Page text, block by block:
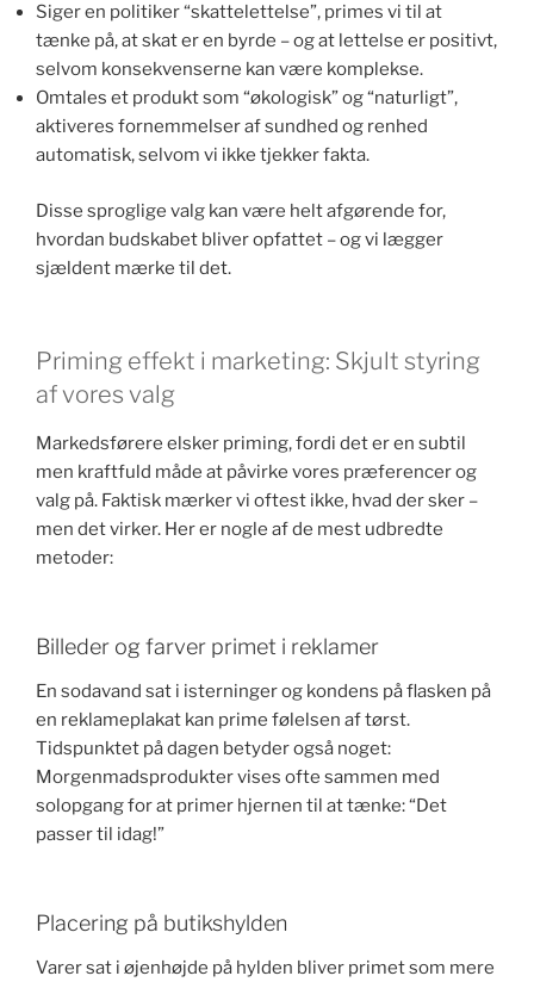
Siger en politiker “skattelettelse”, primes vi til at
tænke på, at skat er en byrde – og at lettelse er positivt,
selvom konsekvenserne kan være komplekse.
Omtales et produkt som “økologisk” og “naturligt”,
aktiveres fornemmelser af sundhed og renhed
automatisk, selvom vi ikke tjekker fakta.
Disse sproglige valg kan være helt afgørende for,
hvordan budskabet bliver opfattet – og vi lægger
sjældent mærke til det.
Priming effekt i marketing: Skjult styring
af vores valg
Markedsførere elsker priming, fordi det er en subtil
men kraftfuld måde at påvirke vores præferencer og
valg på. Faktisk mærker vi oftest ikke, hvad der sker –
men det virker. Her er nogle af de mest udbredte
metoder:
Billeder og farver primet i reklamer
En sodavand sat i isterninger og kondens på flasken på
en reklameplakat kan prime følelsen af tørst.
Tidspunktet på dagen betyder også noget:
Morgenmadsprodukter vises ofte sammen med
solopgang for at primer hjernen til at tænke: “Det
passer til idag!”
Placering på butikshylden
Varer sat i øjenhøjde på hylden bliver primet som mere